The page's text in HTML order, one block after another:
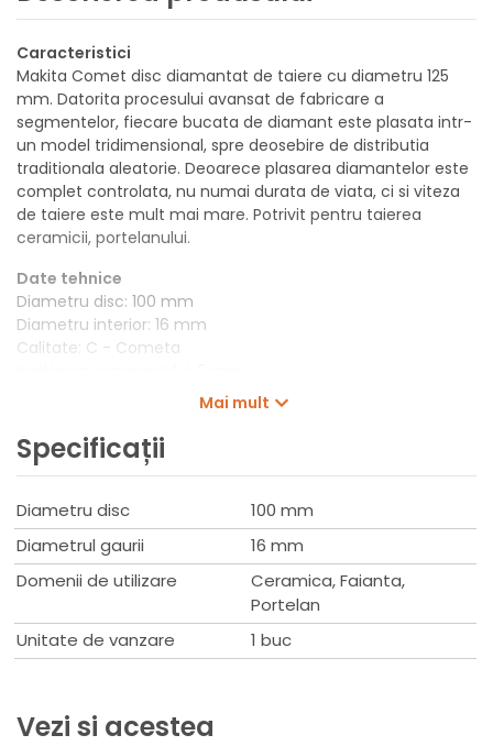
Caracteristici
Makita Comet disc diamantat de taiere cu diametru 125
mm. Datorita procesului avansat de fabricare a
segmentelor, fiecare bucata de diamant este plasata intr-
un model tridimensional, spre deosebire de distributia
traditionala aleatorie. Deoarece plasarea diamantelor este
complet controlata, nu numai durata de viata, ci si viteza
de taiere este mult mai mare. Potrivit pentru taierea
ceramicii, portelanului.
Date tehnice
Diametru disc: 100 mm
Diametru interior: 16 mm
Calitate: C - Cometa
Tipul de segment: ContinuuMai mult
Specificații
Diametru disc
100 mm
Diametrul gaurii
16 mm
Domenii de utilizare
Ceramica, Faianta,
Portelan
Unitate de vanzare
1 buc
Vezi si acestea